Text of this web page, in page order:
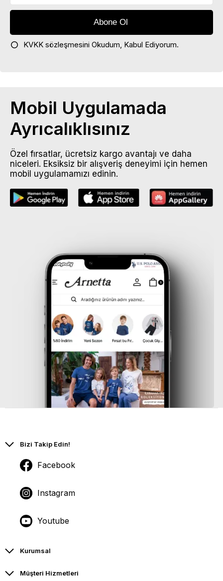
KVKK sözleşmesini Okudum, Kabul Ediyorum.
Mobil Uygulamada
Ayrıcalıklısınız
Özel fırsatlar, ücretsiz kargo avantajı ve daha
niceleri. Eksiksiz bir alışveriş deneyimi için hemen
mobil uygulamamızı edinin.
Bizi Takip Edin!
Facebook
Instagram
Youtube
Kurumsal
Müşteri Hizmetleri